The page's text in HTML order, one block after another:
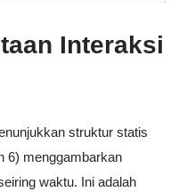
Interaksi
struktur statis
6) menggambarkan
waktu. Ini adalah